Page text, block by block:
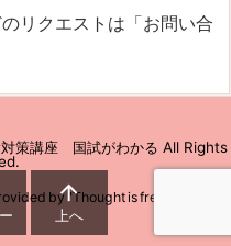
リクエストは「お問い合
策講座 国試がわかる All Rights
by "Thought is free

上へ